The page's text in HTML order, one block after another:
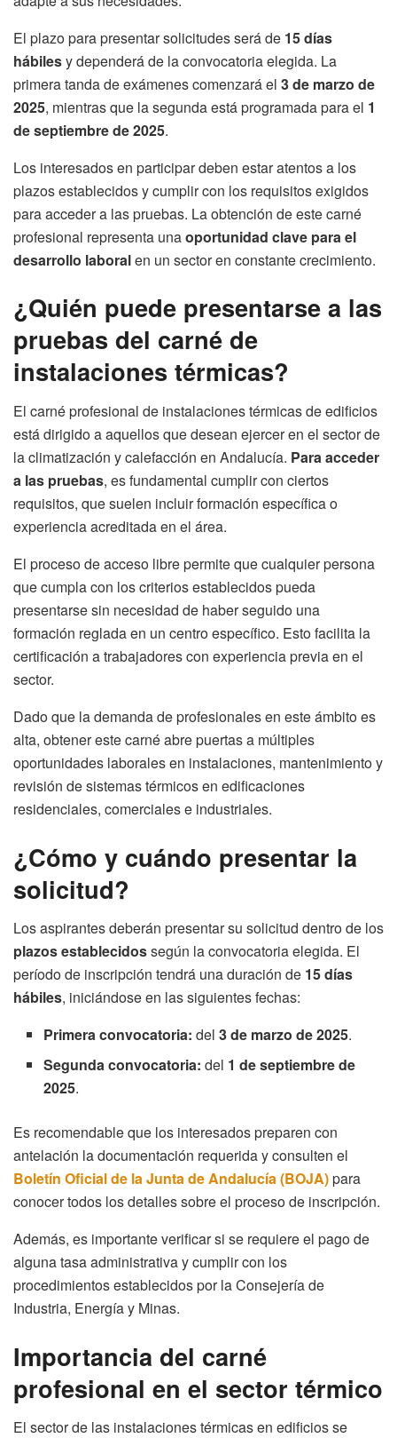
El plazo para presentar solicitudes será de 15 días
hábilesy dependerá de la convocatoria elegida. La
primera tanda de exámenes comenzará el 3 de marzo de
2025, mientras que la segunda está programada para el 1
de septiembre de 2025.
Los interesados en participar deben estar atentos a los
plazos establecidos y cumplir con los requisitos exigidos
para acceder a las pruebas. La obtención de este carné
profesional representa unaoportunidad clave para el
desarrollo laboralen un sector en constante crecimiento.
¿Quién puede presentarse a las
pruebas del carné de
instalaciones térmicas?
El carné profesional de instalaciones térmicas de edificios
está dirigido a aquellos que desean ejercer en el sector de
la climatización y calefacción en Andalucía. Para acceder
a las pruebas, es fundamental cumplir con ciertos
requisitos, que suelen incluir formación específica o
experiencia acreditada en el área.
El proceso de acceso libre permite que cualquier persona
que cumpla con los criterios establecidos pueda
presentarse sin necesidad de haber seguido una
formación reglada en un centro específico. Esto facilita la
certificación a trabajadores con experiencia previa en el
sector.
Dado que la demanda de profesionales en este ámbito es
alta, obtener este carné abre puertas a múltiples
oportunidades laborales en instalaciones, mantenimiento y
revisión de sistemas térmicos en edificaciones
residenciales, comerciales e industriales.
¿Cómo y cuándo presentar la
solicitud?
Los aspirantes deberán presentar su solicitud dentro de los
plazos establecidossegún la convocatoria elegida. El
período de inscripción tendrá una duración de 15 días
hábiles, iniciándose en las siguientes fechas:
Primera convocatoria: del3 de marzo de 2025.
Segunda convocatoria: del 1 de septiembre de
2025.
Es recomendable que los interesados preparen con
antelación la documentación requerida y consulten el
Boletín Oficial de la Junta de Andalucía (BOJA)para
conocer todos los detalles sobre el proceso de inscripción.
Además, es importante verificar si se requiere el pago de
alguna tasa administrativa y cumplir con los
procedimientos establecidos por la Consejería de
Industria, Energía y Minas.
Importancia del carné
profesional en el sector térmico
El sector de las instalaciones térmicas en edificios se